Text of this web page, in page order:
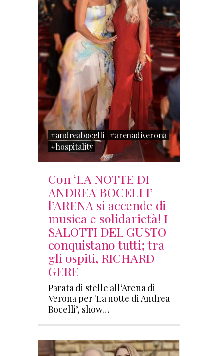
#andreabocelli
#arenadiverona
#hospitality
Con ‘LA NOTTE DI
ANDREA BOCELLI’
l’ARENA si accende di
musica e solidarietà! I
SALOTTI DEL GUSTO
conquistano tutti; tra
gli ospiti, RICHARD
GERE
Parata di stelle all‘Arena di
Verona per ‘La notte di Andrea
Bocelli’, show…